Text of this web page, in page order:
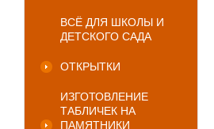
ВСЁ ДЛЯ ШКОЛЫ И
ДЕТСКОГО САДА
ОТКРЫТКИ
ИЗГОТОВЛЕНИЕ
ТАБЛИЧЕК НА
ПАМЯТНИКИ